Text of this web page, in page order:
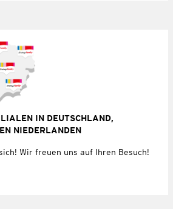
IN DEUTSCHLAND,
NIEDERLANDEN
Wir freuen uns auf Ihren Besuch!